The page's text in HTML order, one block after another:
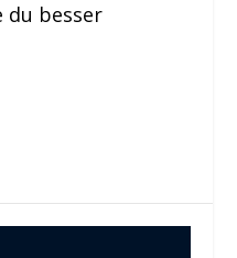
du besser